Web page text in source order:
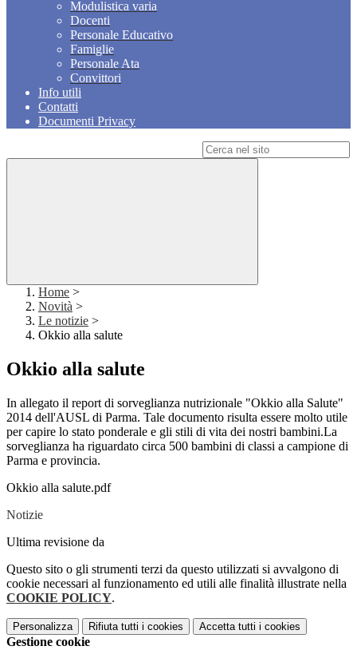
Modulistica varia
Docenti
Personale Educativo
Famiglie
Personale Ata
Convittori
Info utili
Contatti
Documenti Privacy
Home >
Novità >
Le notizie >
Okkio alla salute
Okkio alla salute
In allegato il report di sorveglianza nutrizionale "Okkio alla Salute"
2014 dell'AUSL di Parma. Tale documento risulta essere molto utile
per capire lo stato ponderale e gli stili di vita dei nostri bambini.La
sorveglianza ha riguardato circa 500 bambini di classi a campione di
Parma e provincia.
Okkio alla salute.pdf
Notizie
Ultima revisione da
Questo sito o gli strumenti terzi da questo utilizzati si avvalgono di
cookie necessari al funzionamento ed utili alle finalità illustrate nella
COOKIE POLICY.
Personalizza Rifiuta tutti i cookies Accetta tutti i cookies
Gestione cookie